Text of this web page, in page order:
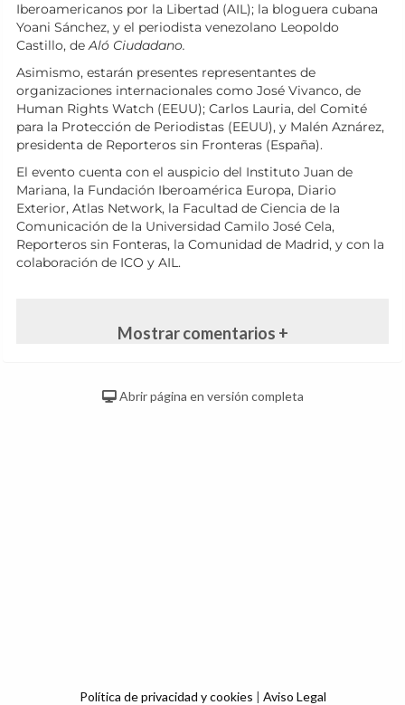
Iberoamericanos por la Libertad (AIL); la bloguera cubana
Yoani Sánchez, y el periodista venezolano Leopoldo
Castillo, deAló Ciudadano.
Asimismo, estarán presentes representantes de
organizaciones internacionales como José Vivanco, de
Human Rights Watch (EEUU); Carlos Lauria, del Comité
para la Protección de Periodistas (EEUU), y Malén Aznárez,
presidenta de Reporteros sin Fronteras (España).
El evento cuenta con el auspicio del Instituto Juan de
Mariana, la Fundación Iberoamérica Europa, Diario
Exterior, Atlas Network, la Facultad de Ciencia de la
Comunicación de la Universidad Camilo José Cela,
Reporteros sin Fonteras, la Comunidad de Madrid, y con la
colaboración de ICO y AIL.
Mostrar comentarios +
Abrir página en versión completa
Política de privacidad y cookies | Aviso Legal